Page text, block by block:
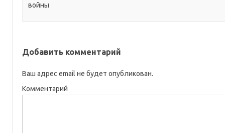
войны
Добавить комментарий
Ваш адрес email не будет опубликован.
Комментарий